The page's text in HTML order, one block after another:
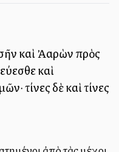
καὶ Ἀαρὼν πρὸς
καὶ
τίνες δὲ καὶ τίνες